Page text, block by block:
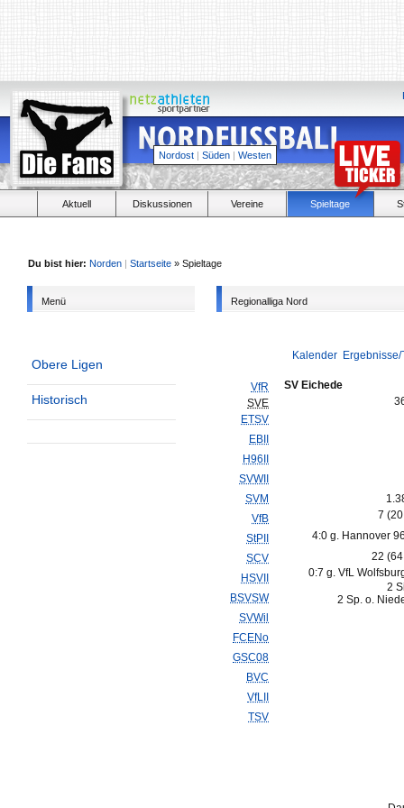
Nordost | Süden | Westen
Aktuell Diskussionen Vereine Spieltage
Du bist hier: Norden | Startseite » Spieltage
Menü
Obere Ligen
Historisch
Regionalliga Nord
Kalender
VfR
SVE
ETSV
EBII
H96II
SVWII
SVM
VfB
StPII
SCV
HSVII
BSVSW
SVWil
FCENo
GSC08
BVC
VfLII
TSV
SV Eichede
7
4:0 g. Hannover
22
0:7 g. VfL
2
2 Sp. o.